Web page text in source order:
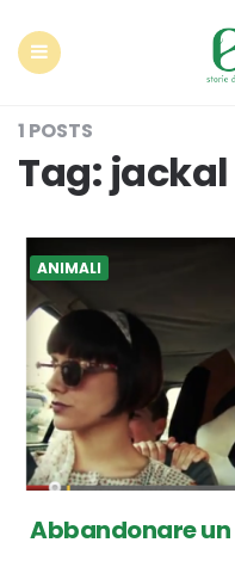
1 POSTS
Tag: jackal
ANIMALI
Abbandonare